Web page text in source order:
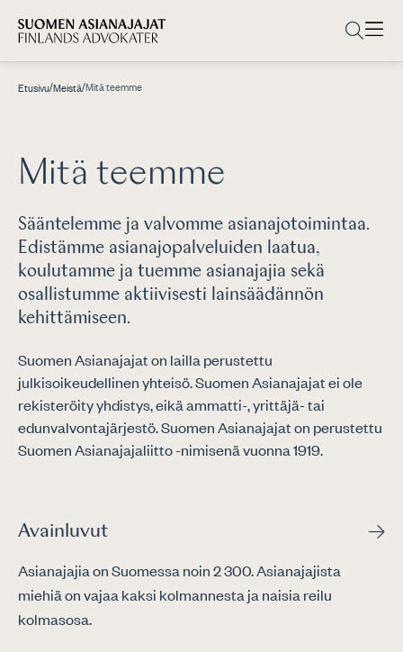
Etusivu/Meistä/Mitä teemme
Mitä teemme
Sääntelemme ja valvomme asianajotoimintaa.
Edistämme asianajopalveluiden laatua,
koulutamme ja tuemme asianajajia sekä
osallistumme aktiivisesti lainsäädännön
kehittämiseen.
Suomen Asianajajat on lailla perustettu
julkisoikeudellinen yhteisö. Suomen Asianajajat ei ole
rekisteröity yhdistys, eikä ammatti-, yrittäjä- tai
edunvalvontajärjestö. Suomen Asianajajat on perustettu
Suomen Asianajajaliitto -nimisenä vuonna 1919.
Avainluvut
Asianajajia on Suomessa noin 2 300. Asianajajista
miehiä on vajaa kaksi kolmannesta ja naisia reilu
kolmasosa.